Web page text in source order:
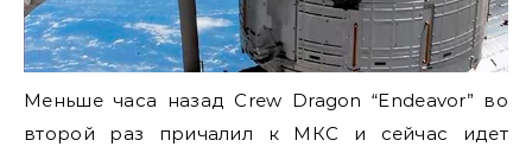
Меньше часа назад Crew Dragon “Endeavor” во
второй раз причалил к МКС и сейчас идет